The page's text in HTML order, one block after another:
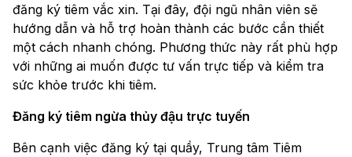
đăng ký tiêm vắc xin. Tại đây, đội ngũ nhân viên sẽ
hướng dẫn và hỗ trợ hoàn thành các bước cần thiết
một cách nhanh chóng. Phương thức này rất phù hợp
với những ai muốn được tư vấn trực tiếp và kiểm tra
sức khỏe trước khi tiêm.
Đăng ký tiêm ngừa thủy đậu trực tuyến
Bên cạnh việc đăng ký tại quầy, Trung tâm Tiêm